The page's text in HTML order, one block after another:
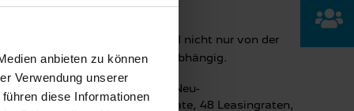
anbieten zu können
Verwendung unserer
diese Informationen
CO
-Ausstoß eines Pkw sind nicht nur von der
nichttechnischen Faktoren abhängig.
Siemensstraße 10, 63263 Neu-
264,00 € mtl. Leasingrate, 48 Leasingraten,